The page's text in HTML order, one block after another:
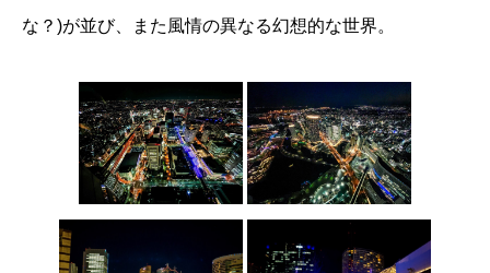
な？)が並び、また風情の異なる幻想的な世界。